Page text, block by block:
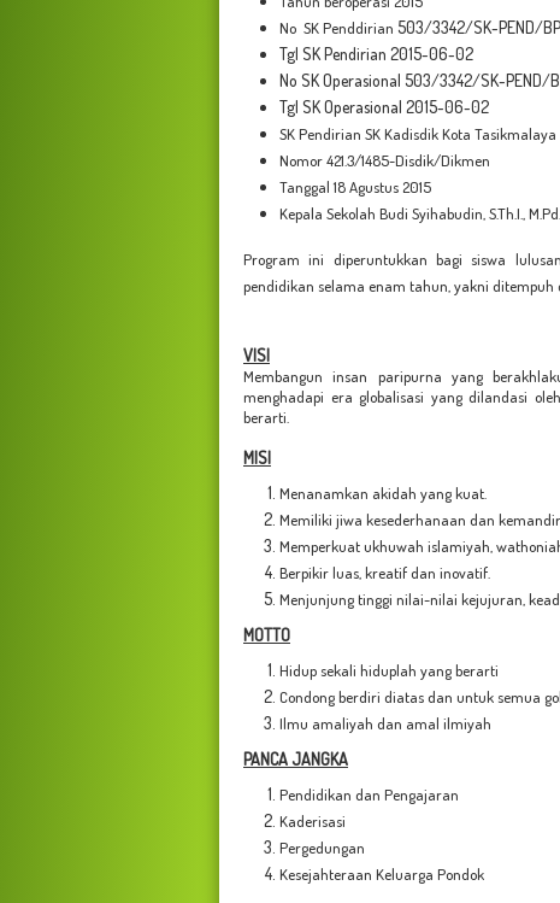
No SK Penddirian 503/3342/SK-PEND/
Tgl SK Pendirian 2015-06-02
No SK Operasional 503/3342/SK-PEND/
Tgl SK Operasional 2015-06-02
SK Pendirian SK Kadisdik Kota Tasikmalaya
Nomor 421.3/1485-Disdik/Dikmen
Tanggal 18 Agustus 2015
Kepala Sekolah Budi Syihabudin, S.Th.I., M.Pd.
Program ini diperuntukkan bagi siswa
pendidikan selama enam tahun, yakni ditempuh
VISI
Membangun insan paripurna yang
menghadapi era globalisasi yang dilandasi
berarti.
MISI
Menanamkan akidah yang kuat.
Memiliki jiwa kesederhanaan dan
Memperkuat ukhuwah islamiyah,
Berpikir luas, kreatif dan inovatif.
Menjunjung tinggi nilai-nilai kejujuran,
MOTTO
Hidup sekali hiduplah yang berarti
Condong berdiri diatas dan untuk semua
Ilmu amaliyah dan amal ilmiyah
PANCA JANGKA
Pendidikan dan Pengajaran
Kaderisasi
Pergedungan
Kesejahteraan Keluarga Pondok